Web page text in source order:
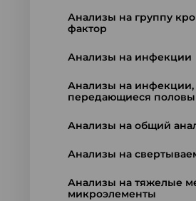
Анализы на группу
фактор
Анализы на инфекции
Анализы на инфекции,
передающиеся
Анализы на общий
Анализы на
Анализы на тяжелые
микроэлементы